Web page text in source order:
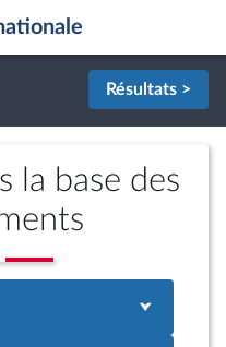
Résultats >
la base des